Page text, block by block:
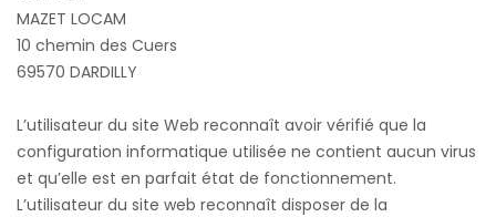
MAZET LOCAM
10 chemin des Cuers
69570 DARDILLY
L’utilisateur du site Web reconnaît avoir vérifié que la
configuration informatique utilisée ne contient aucun virus
et qu’elle est en parfait état de fonctionnement.
L’utilisateur du site web reconnaît disposer de la